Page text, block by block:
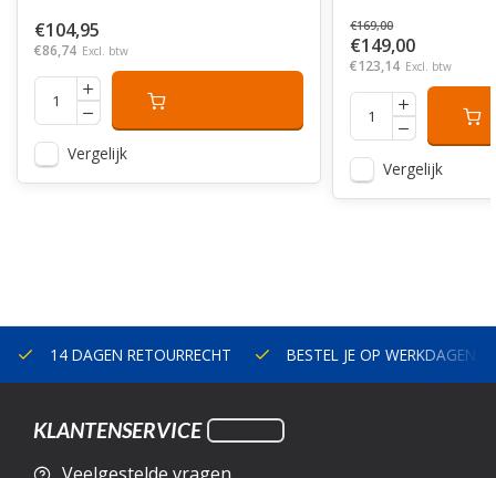
€104,95
€86,74 Excl. btw
Vergelijk
€169,00
€149,00
€123,14 Excl. btw
Vergelijk
14 DAGEN RETOURRECHT BESTEL JE OP WERKDAGEN
KLANTENSERVICE